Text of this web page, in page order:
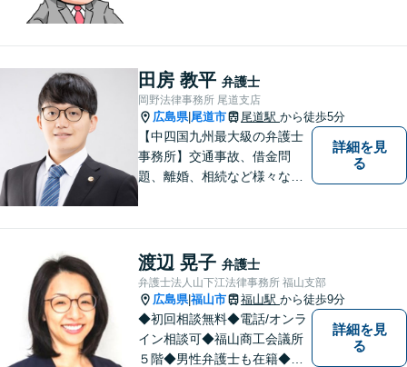
ると確信しています。 ご相談
やご依頼に関して、どんな問
題でもお気軽にお声掛けくだ
さい。
田房 教平 弁護士
岡野法律事務所 尾道支店
広島県| 尾道市 尾道駅 から徒歩5分
【中四国九州最大級の弁護士
事務所】交通事故、借金問
題、離婚、相続など様々な問
い！
詳細を見
る
渡辺 晃子 弁護士
弁護士法人山下江法律事務所 福山支部
広島県|福山市 福山駅 から徒歩9分
◆初回相談無料◆電話/オンラ
イン相談可◆福山商工会議所
５階◆男性弁護士も在籍◆離
詳細を見
る